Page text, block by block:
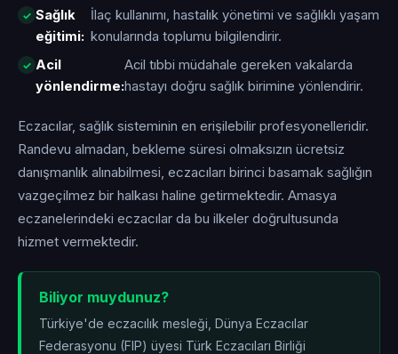
Sağlık
eğitimi:
İlaç kullanımı, hastalık yönetimi ve sağlıklı yaşam
konularında toplumu bilgilendirir.
Acil
yönlendirme:
Acil tıbbi müdahale gereken vakalarda
hastayı doğru sağlık birimine yönlendirir.
Eczacılar, sağlık sisteminin en erişilebilir profesyonelleridir.
Randevu almadan, bekleme süresi olmaksızın ücretsiz
danışmanlık alınabilmesi, eczacıları birinci basamak sağlığın
vazgeçilmez bir halkası haline getirmektedir. Amasya
eczanelerindeki eczacılar da bu ilkeler doğrultusunda
hizmet vermektedir.
Biliyor muydunuz?
Türkiye'de eczacılık mesleği, Dünya Eczacılar
Federasyonu (FIP) üyesi Türk Eczacıları Birliği